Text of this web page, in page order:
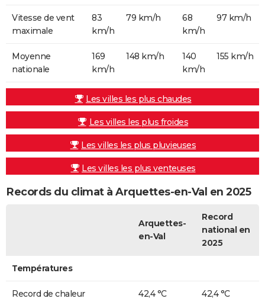
Vitesse de vent
maximale
83
km/h
79 km/h
68
km/h
97 km/h
Moyenne
nationale
169
km/h
148 km/h
140
km/h
155 km/h
Les villes les plus chaudes
Les villes les plus froides
Les villes les plus pluvieuses
Les villes les plus venteuses
Records du climat à Arquettes-en-Val en 2025
Arquettes-
en-Val
Record
national en
2025
Températures
Record de chaleur 42,4 °C 42,4 °C